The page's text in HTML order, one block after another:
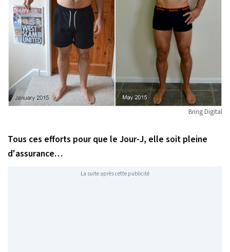
Bring Digital
Tous ces efforts pour que le Jour-J, elle soit pleine
d'assurance…
La suite après cette publicité